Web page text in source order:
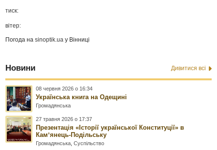
тиск:
вітер:
Погода наsinoptik.ua у Вінниці
Новини Дивитися всі
08 червня 2026 о 16:34
Українська книга на Одещині
Громадянська
27 травня 2026 о 17:37
Презентація «Історії української Конституції» в
Камʼянець-Подільську
Громадянська ,Суспільство